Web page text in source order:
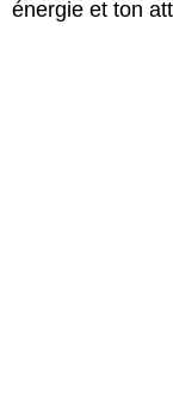
énergie et ton